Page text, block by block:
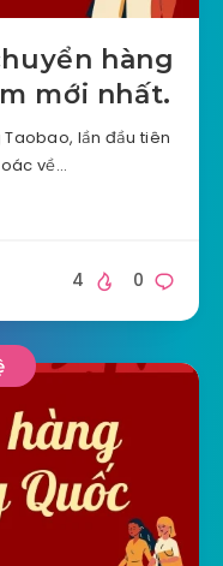
hàng
mới nhất.
lần đầu tiên
về…
0
4